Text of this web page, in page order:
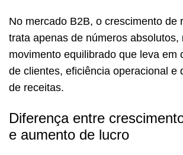
No mercado B2B, o crescimento de
trata apenas de números absolutos,
movimento equilibrado que leva em
de clientes, eficiência operacional e
de receitas.
Diferença entre
e aumento de lucro